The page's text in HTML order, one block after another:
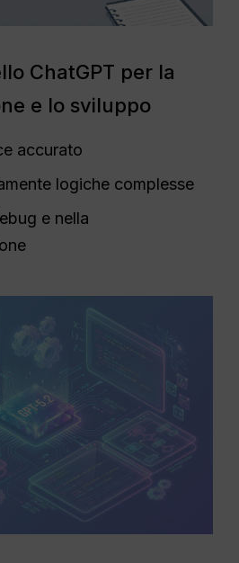
ChatGPT per la
e lo sviluppo
accurato
logiche complesse
e nella